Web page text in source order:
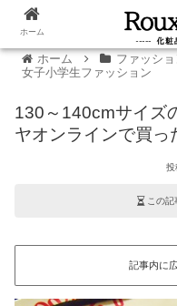
ホーム ファッショ
女子小学生ファッション
130～140cmサイズ
ヤオンラインで買っ
この記
記事内に
ホーム